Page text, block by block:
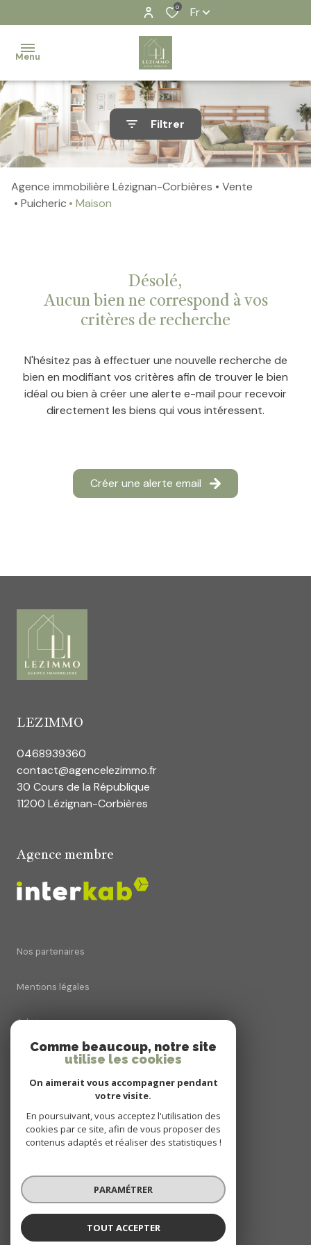
0 Fr
Menu
Accueil
Nos
biens
Contact
actualités
Estimation
Blog
Conciergerie
Filtrer
Agence immobilière Lézignan-Corbières
Vente
Puicheric
Maison
Désolé,
Aucun bien ne correspond à vos
critères de recherche
N'hésitez pas à effectuer une nouvelle recherche de
bien en modifiant vos critères afin de trouver le bien
idéal ou bien à créer une alerte e-mail pour recevoir
directement les biens qui vous intéressent.
Créer une alerte email
LEZIMMO
0468939360
contact@agencelezimmo.fr
30 Cours de la République
11200 Lézignan-Corbières
Agence membre
Nos partenaires
Mentions légales
Admin
Nos honoraires
Cookies
© 2026 | Tous droits réservés
Réalisé par
Comme beaucoup, notre site
utilise les cookies
On aimerait vous accompagner pendant
votre visite.
En poursuivant, vous acceptez l'utilisation des
cookies par ce site, afin de vous proposer des
contenus adaptés et réaliser des statistiques !
PARAMÉTRER
TOUT ACCEPTER